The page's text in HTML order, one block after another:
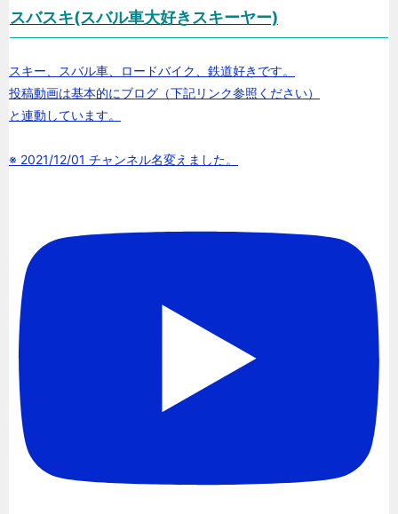
スバスキ(スバル車大好きスキーヤー)
スキー、スバル車、ロードバイク、鉄道好きです。
投稿動画は基本的にブログ（下記リンク参照ください）
と連動しています。
※ 2021/12/01 チャンネル名変えました。